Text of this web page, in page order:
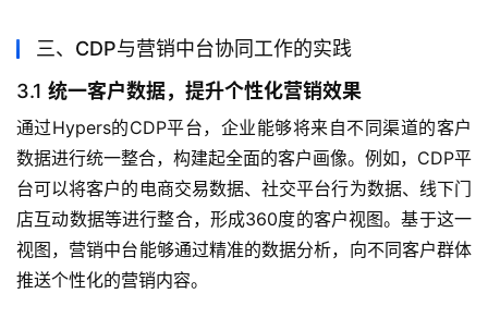
三、CDP与营销中台协同工作的实践
3.1 统一客户数据，提升个性化营销效果
通过Hypers的CDP平台，企业能够将来自不同渠道的客户
数据进行统一整合，构建起全面的客户画像。例如，CDP平
台可以将客户的电商交易数据、社交平台行为数据、线下门
店互动数据等进行整合，形成360度的客户视图。基于这一
视图，营销中台能够通过精准的数据分析，向不同客户群体
推送个性化的营销内容。